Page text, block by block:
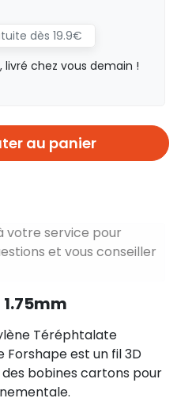
dès 19.9€
livré chez vous demain !
au panier
votre service pour
et vous conseiller
Téréphtalate
Forshape est un fil 3D
bobines cartons pour